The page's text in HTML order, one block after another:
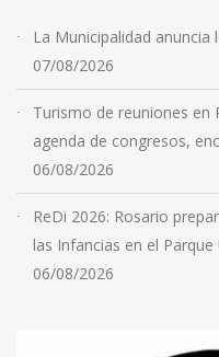
La Municipalidad
07/08/2026
Turismo de reuniones en
agenda de congresos,
06/08/2026
ReDi 2026: Rosario
las Infancias en el Parque
06/08/2026